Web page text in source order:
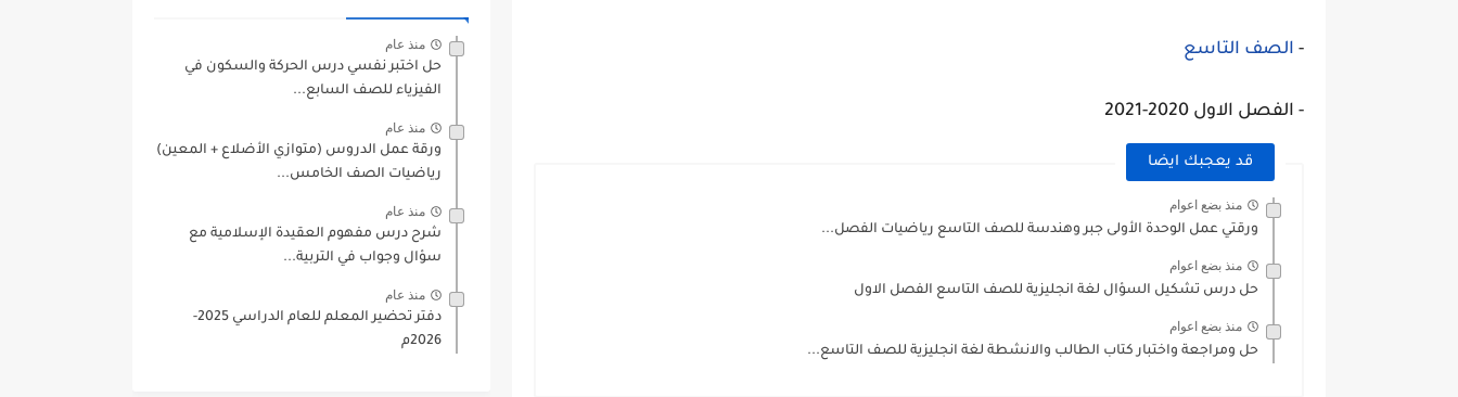
- الصف التاسع
- الفصل الاول 2020-2021
قد يعجبك ايضا
منذ بضع اعوام
ورقتي عمل الوحدة الأولى جبر وهندسة للصف التاسع رياضيات الفصل...
منذ بضع اعوام
حل درس تشكيل السؤال لغة انجليزية للصف التاسع الفصل الاول
منذ بضع اعوام
حل ومراجعة واختبار كتاب الطالب والانشطة لغة انجليزية للصف التاسع...
منذ عام
حل اختبر نفسي درس الحركة والسكون في
الفيزياء للصف السابع...
منذ عام
ورقة عمل الدروس (متوازي الأضلاع + المعين)
رياضيات الصف الخامس...
منذ عام
شرح درس مفهوم العقيدة الإسلامية مع
سؤال وجواب في التربية...
منذ عام
دفتر تحضير المعلم للعام الدراسي 2025-
2026م